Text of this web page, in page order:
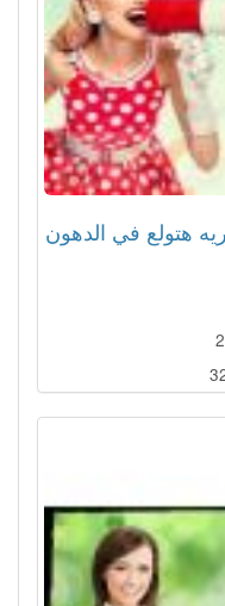
هتولع في الدهون